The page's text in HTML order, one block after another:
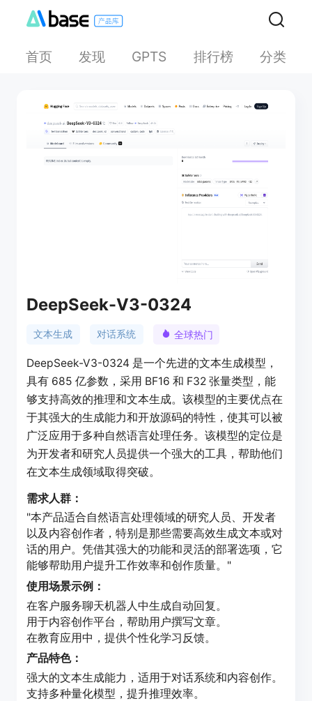
首页 发现 GPTS 排行榜 分类
DeepSeek-V3-0324
文本生成 对话系统 全球热门
DeepSeek-V3-0324 是一个先进的文本生成模型，
具有 685 亿参数，采用 BF16 和 F32 张量类型，能
够支持高效的推理和文本生成。该模型的主要优点在
于其强大的生成能力和开放源码的特性，使其可以被
广泛应用于多种自然语言处理任务。该模型的定位是
为开发者和研究人员提供一个强大的工具，帮助他们
在文本生成领域取得突破。
需求人群：
"本产品适合自然语言处理领域的研究人员、开发者
以及内容创作者，特别是那些需要高效生成文本或对
话的用户。凭借其强大的功能和灵活的部署选项，它
能够帮助用户提升工作效率和创作质量。"
使用场景示例：
在客户服务聊天机器人中生成自动回复。
用于内容创作平台，帮助用户撰写文章。
在教育应用中，提供个性化学习反馈。
产品特色：
强大的文本生成能力，适用于对话系统和内容创作。
支持多种量化模型，提升推理效率。